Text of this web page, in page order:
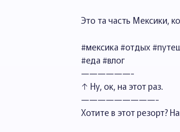
Это та часть Мексики,
#мексика #отдых
#еда #влог
——————-
↑ Ну, ок, на этот раз.
—————————-
Хотите в этот резорт?